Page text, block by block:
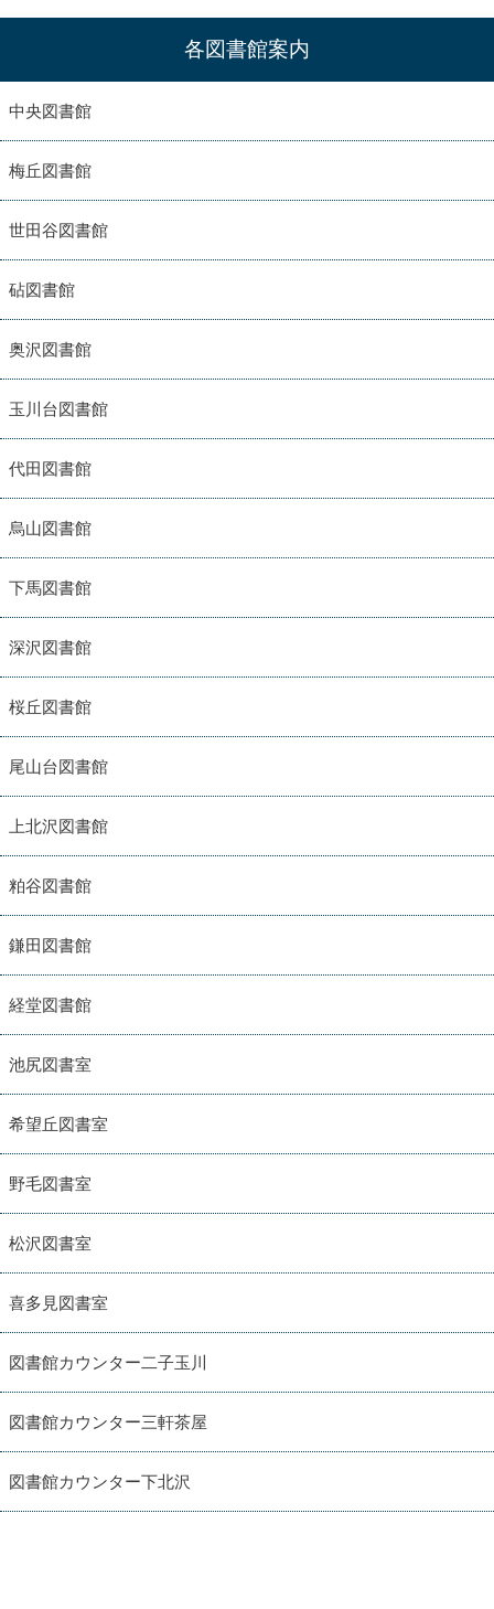
各図書館案内
中央図書館
梅丘図書館
世田谷図書館
砧図書館
奥沢図書館
玉川台図書館
代田図書館
烏山図書館
下馬図書館
深沢図書館
桜丘図書館
尾山台図書館
上北沢図書館
粕谷図書館
鎌田図書館
経堂図書館
池尻図書室
希望丘図書室
野毛図書室
松沢図書室
喜多見図書室
図書館カウンター二子玉川
図書館カウンター三軒茶屋
図書館カウンター下北沢